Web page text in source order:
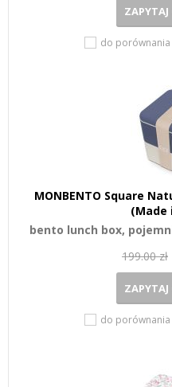
do porównania
MONBENTO Square
(Made
bento lunch box,
199.00 zł
do porównania